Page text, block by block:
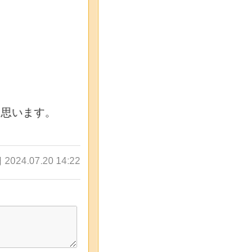
います。
2024.07.20 14:22